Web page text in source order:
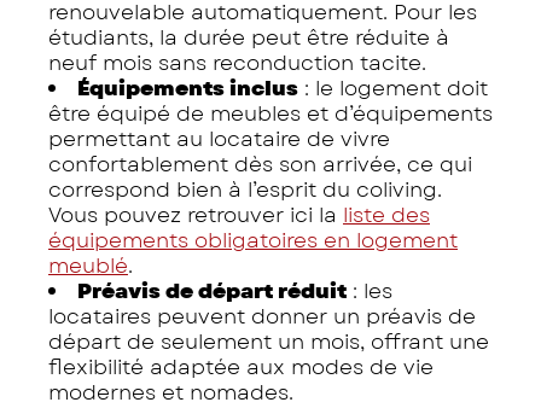
renouvelable automatiquement. Pour les
étudiants, la durée peut être réduite à
neuf mois sans reconduction tacite.
Équipements inclus : le logement doit
être équipé de meubles et d’équipements
permettant au locataire de vivre
confortablement dès son arrivée, ce qui
correspond bien à l’esprit du coliving.
Vous pouvez retrouver ici la liste des
équipements obligatoires en logement
meublé.
Préavis de départ réduit : les
locataires peuvent donner un préavis de
départ de seulement un mois, offrant une
flexibilité adaptée aux modes de vie
modernes et nomades.